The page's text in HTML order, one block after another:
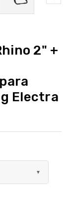
2" +
Electra
▼